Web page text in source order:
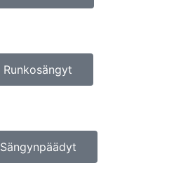
Runkosängyt
Sängynpäädyt